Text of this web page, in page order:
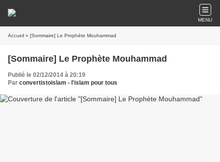
MENU
Accueil » [Sommaire] Le Prophète Mouhammad
[Sommaire] Le Prophète Mouhammad
Publié le 02/12/2014 à 20:19
Par convertistoislam - l'islam pour tous